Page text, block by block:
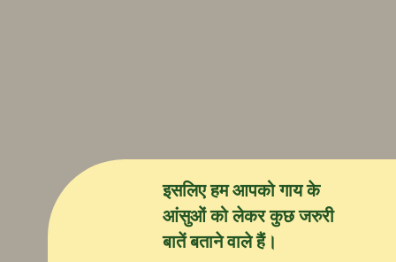
इसलिए हम आपको गाय के
आंसुओं को लेकर कुछ जरुरी
बातें बताने वाले हैं।